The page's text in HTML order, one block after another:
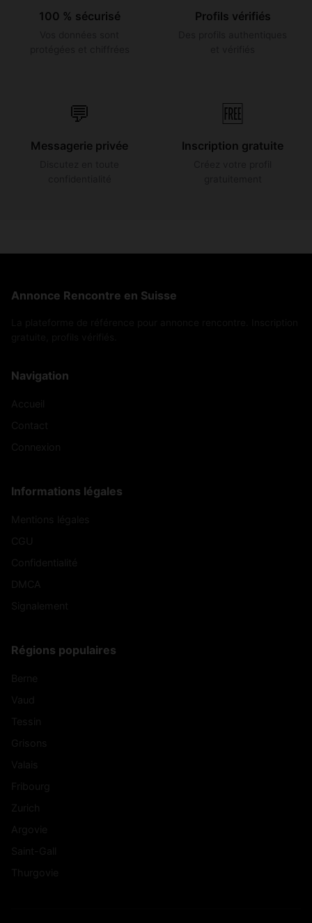
100 % sécurisé Profils vérifiés
💬
Messagerie privée
🆓
Inscription gratuite
Annonce Rencontre en Suisse
Navigation
Informations légales
Régions populaires